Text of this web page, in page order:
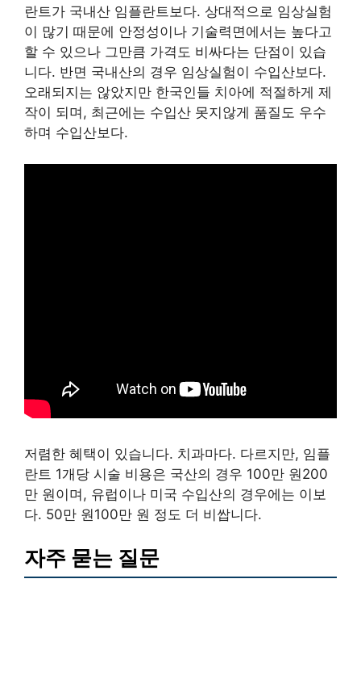
란트가 국내산 임플란트보다. 상대적으로 임상실험
이 많기 때문에 안정성이나 기술력면에서는 높다고
할 수 있으나 그만큼 가격도 비싸다는 단점이 있습
니다. 반면 국내산의 경우 임상실험이 수입산보다.
오래되지는 않았지만 한국인들 치아에 적절하게 제
작이 되며, 최근에는 수입산 못지않게 품질도 우수
하며 수입산보다.
저렴한 혜택이 있습니다. 치과마다. 다르지만, 임플
란트 1개당 시술 비용은 국산의 경우 100만 원200
만 원이며, 유럽이나 미국 수입산의 경우에는 이보
다. 50만 원100만 원 정도 더 비쌉니다.
자주 묻는 질문